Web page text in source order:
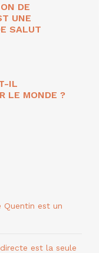
DE
UNE
SALUT
IL
LE MONDE ?
Quentin est un
est la seule